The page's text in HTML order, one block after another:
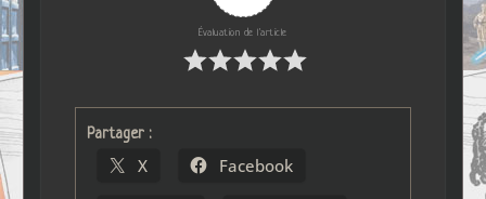
Évaluation de l'article
Partager :
X Facebook